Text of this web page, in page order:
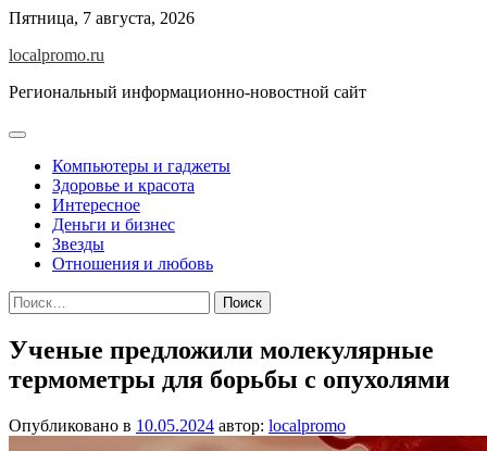
Перейти
содержимому
Пятница, 7 августа, 2026
localpromo.ru
Региональный информационно-новостной сайт
Компьютеры и гаджеты
Здоровье и красота
Интересное
Деньги и бизнес
Звезды
Отношения и любовь
Найти:
Ученые предложили молекулярные
термометры для борьбы с опухолями
Опубликовано в 10.05.2024 автор: localpromo